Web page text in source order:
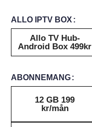
ALLO IPTV BOX
Allo TV Hub-
Android Box 499kr
ABONNEMANG
12 GB 199
kr/mån